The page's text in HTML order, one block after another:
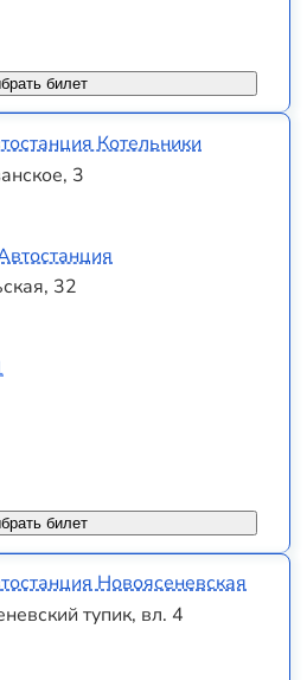
билет
Котельники
3
32
билет
Новоясеневская
тупик, вл. 4